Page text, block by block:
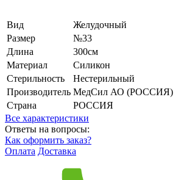
Вид
Желудочный
Размер
№33
Длина
300см
Материал
Силикон
Стерильность
Нестерильный
Производитель МедСил АО (РОССИЯ)
Страна
РОССИЯ
Все характеристики
Ответы на вопросы:
Как оформить заказ?
Оплата Доставка